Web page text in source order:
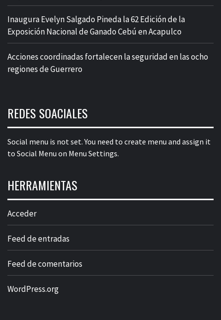
Inaugura Evelyn Salgado Pineda la 62 Edición de la
Exposición Nacional de Ganado Cebú en Acapulco
Acciones coordinadas fortalecen la seguridad en las ocho
regiones de Guerrero
REDES SOACIALES
Social menu is not set. You need to create menu and assign it
to Social Menu on Menu Settings.
HERRAMIENTAS
Acceder
Feed de entradas
Feed de comentarios
WordPress.org